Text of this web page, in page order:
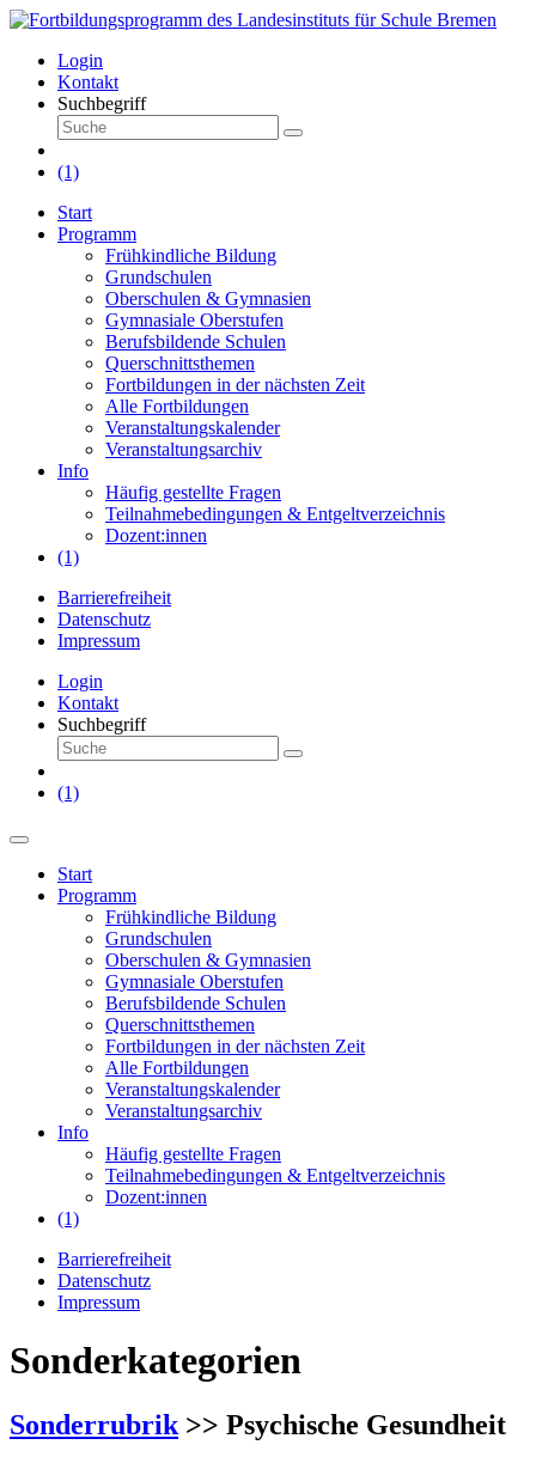
Login
Kontakt
Suchbegriff
(1)
Start
Programm
Frühkindliche Bildung
Grundschulen
Oberschulen & Gymnasien
Gymnasiale Oberstufen
Berufsbildende Schulen
Querschnittsthemen
Fortbildungen in der nächsten Zeit
Alle Fortbildungen
Veranstaltungskalender
Veranstaltungsarchiv
Info
Häufig gestellte Fragen
Teilnahmebedingungen & Entgeltverzeichnis
Dozent:innen
(1)
Barrierefreiheit
Datenschutz
Impressum
Login
Kontakt
Suchbegriff
(1)
Start
Programm
Frühkindliche Bildung
Grundschulen
Oberschulen & Gymnasien
Gymnasiale Oberstufen
Berufsbildende Schulen
Querschnittsthemen
Fortbildungen in der nächsten Zeit
Alle Fortbildungen
Veranstaltungskalender
Veranstaltungsarchiv
Info
Häufig gestellte Fragen
Teilnahmebedingungen & Entgeltverzeichnis
Dozent:innen
(1)
Barrierefreiheit
Datenschutz
Impressum
Sonderkategorien
Sonderrubrik >> Psychische Gesundheit